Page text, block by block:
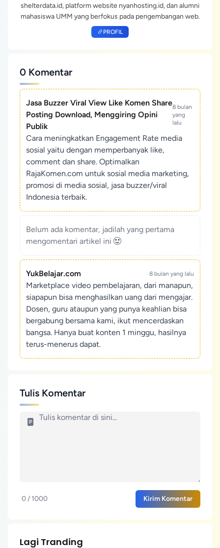
shelterdata.id, platform website nyanhosting.id, dan alumni
mahasiswa UMM yang berfokus pada pengembangan web.
PROFIL
0 Komentar
Jasa Buzzer Viral View Like Komen Share
Posting Download, Menggiring Opini
Publik
8 bulan
yang
lalu
Cara meningkatkan Engagement Rate media
sosial yaitu dengan memperbanyak like,
comment dan share. Optimalkan
RajaKomen.com untuk sosial media marketing,
promosi di media sosial, jasa buzzer/viral
Indonesia terbaik.
Belum ada komentar, jadilah yang pertama
mengomentari artikel ini
YukBelajar.com 8 bulan yang lalu
Marketplace video pembelajaran, dari manapun,
siapapun bisa menghasilkan uang dari mengajar.
Dosen, guru ataupun yang punya keahlian bisa
bergabung bersama kami, ikut mencerdaskan
bangsa. Hanya buat konten 1 minggu, hasilnya
terus-menerus dapat.
Tulis Komentar
0 / 1000 Kirim Komentar
Lagi Tranding